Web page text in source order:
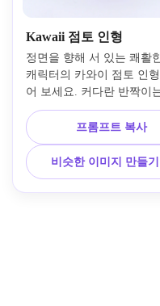
Kawaii 점토 인형
정면을 향해 서 있는 쾌활
캐릭터의 카와이 점토 인
어 보세요. 커다란 반짝이
밋빛 볼, 작은 손, 둥근 비
습니다. 파스텔 핑크, 민트,
라벤더 폴리머 점토, 부드
튜디오 조명, 미묘한 지문,
운 조각 가장자리, 깨끗한
경, 사랑스러운 수제 장난
프롬프트 복사
비슷한 이미지 만들